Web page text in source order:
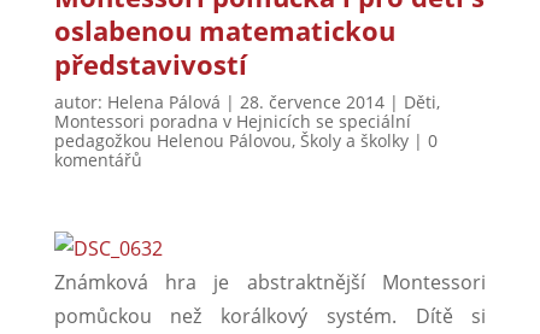
oslabenou matematickou
představivostí
autor: Helena Pálová | 28. července 2014| Děti,
Montessori poradna v Hejnicích se speciální
pedagožkou Helenou Pálovou, Školy a školky| 0
komentářů
Známková hra je abstraktnější Montessori
pomůckou než korálkový systém. Dítě si